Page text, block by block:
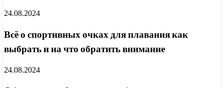
24.08.2024
Всё о спортивных очках для плавания как
выбрать и на что обратить внимание
24.08.2024